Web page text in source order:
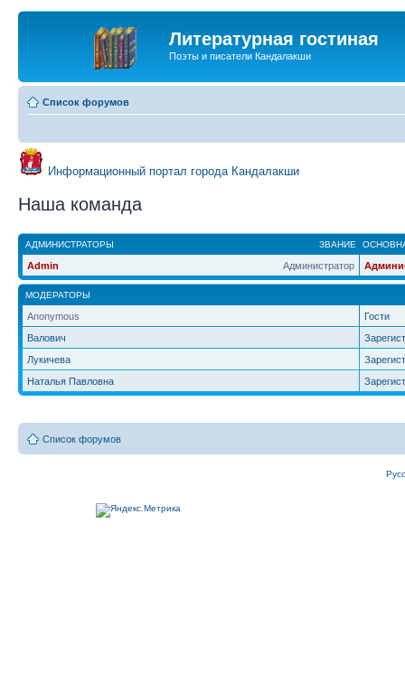
Литературная гостиная
Поэты и писатели Кандалакши
Список форумов
Информационный портал города Кандалакши
Наша команда
ЗВАНИЕ
АДМИНИСТРАТОРЫ
Администратор
Admin
МОДЕРАТОРЫ
Anonymous
Гости
Валович
Лукичева
Наталья Павловна
Список форумов